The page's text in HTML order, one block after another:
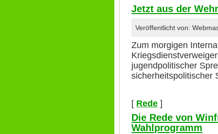
Jetzt aus der
Veröffentlicht von:
Zum morgigen
jugendpolitischer
sicherheitspolitischer
[ Rede ]
Die Rede von
Wahlprogramm